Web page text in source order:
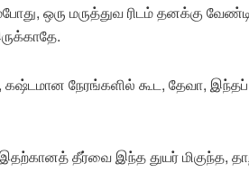
ஒரு மருத்துவ ரிடம் தனக்கு
கஷ்டமான நேரங்களில் கூட, தேவா,
தீர்வை இந்த துயர் மிகுந்த,